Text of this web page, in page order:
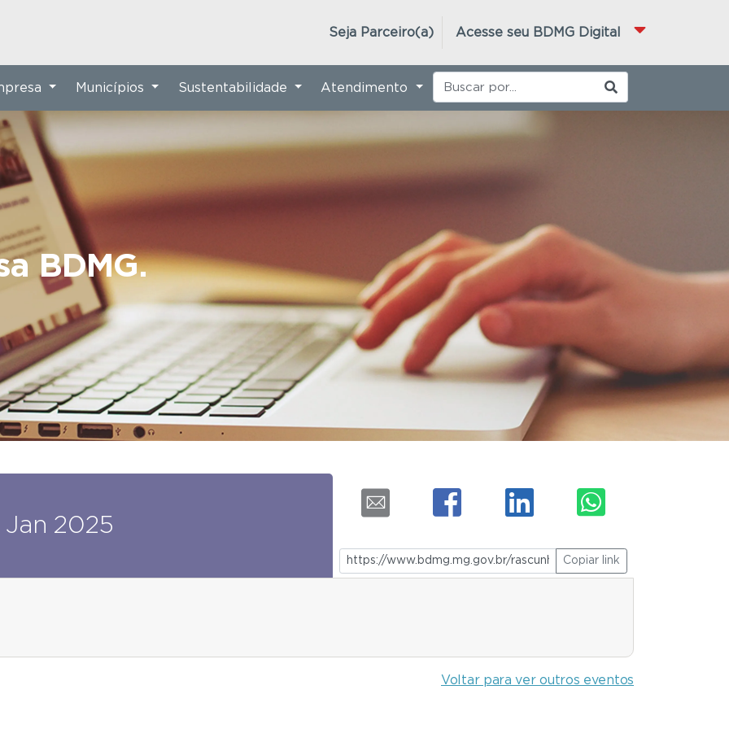
Acesse seu BDMG Digital
Seja Parceiro(a)
BDMG.
Municípios Sustentabilidade Atendimento
Jan 2025
Copiar link
Voltar para ver outros eventos